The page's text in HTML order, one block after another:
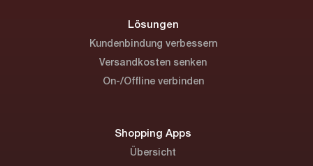
Lösungen
Kundenbindung verbessern
Versandkosten senken
On-/Offline verbinden
Shopping Apps
Übersicht